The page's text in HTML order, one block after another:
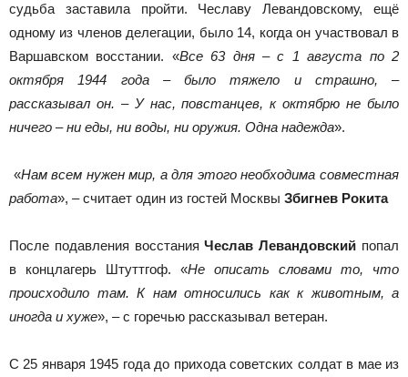
судьба заставила пройти. Чеславу Левандовскому, ещё
одному из членов делегации, было 14, когда он участвовал в
Варшавском восстании. «Все 63 дня – с 1 августа по 2
октября 1944 года – было тяжело и страшно, –
рассказывал он. – У нас, повстанцев, к октябрю не было
ничего – ни еды, ни воды, ни оружия. Одна надежда».
«Нам всем нужен мир, а для этого необходима совместная
работа», – считает один из гостей Москвы Збигнев Рокита
После подавления восстанияЧеслав Левандовский попал
в конц­лагерь Штуттгоф. «Не описать словами то, что
происходило там. К нам относились как к животным, а
иногда и хуже», – с горечью рассказывал ветеран.
С 25 января 1945 года до прихода советских солдат в мае из